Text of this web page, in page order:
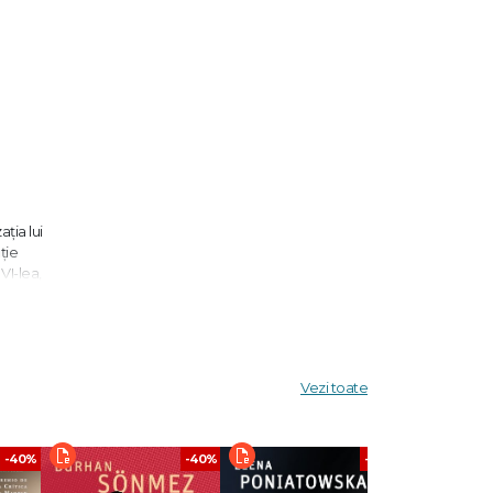
lui
lea,
mult
a
Vezi toate
-40% -40% -40%